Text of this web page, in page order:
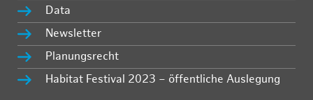
Data
Newsletter
Planungsrecht
Habitat Festival 2023 – öffentliche Auslegung